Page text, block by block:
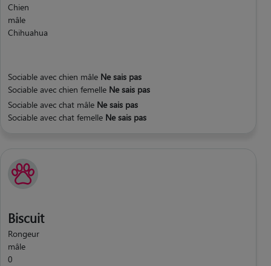
Chien
mâle
Chihuahua
Sociable avec chien mâle Ne sais pas
Sociable avec chien femelle Ne sais pas
Sociable avec chat mâle Ne sais pas
Sociable avec chat femelle Ne sais pas
Biscuit
Rongeur
mâle
0